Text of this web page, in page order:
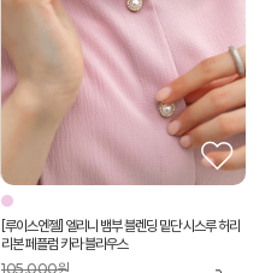
[루이스엔젤] 엘리니 뱀부 블렌딩 밑단 시스루 허리
리본 페플럼 카라 블라우스
105,000원